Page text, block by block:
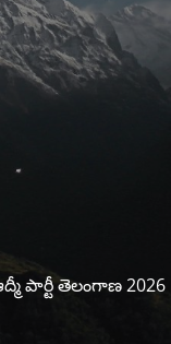
పార్టీ తెలంగాణ 2026